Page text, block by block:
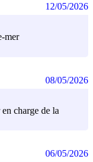
mer
12/05/2026
charge de la
08/05/2026
06/05/2026